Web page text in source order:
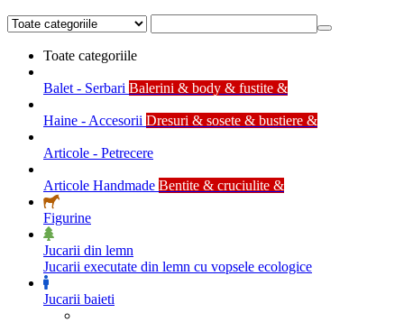
Toate categoriile
Balet - Serbari Balerini & body & fustite &
Haine - Accesorii Dresuri & sosete & bustiere &
Articole - Petrecere
Articole Handmade Bentite & cruciulite &
Figurine
Jucarii din lemn
Jucarii executate din lemn cu vopsele ecologice
Jucarii baieti